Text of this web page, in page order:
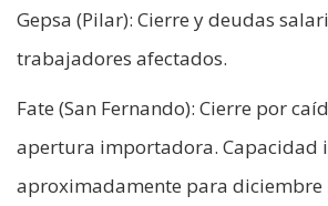
Gepsa (Pilar): Cierre y deudas
trabajadores afectados.
Fate (San Fernando): Cierre por
apertura importadora. Capacidad
aproximadamente para diciembre